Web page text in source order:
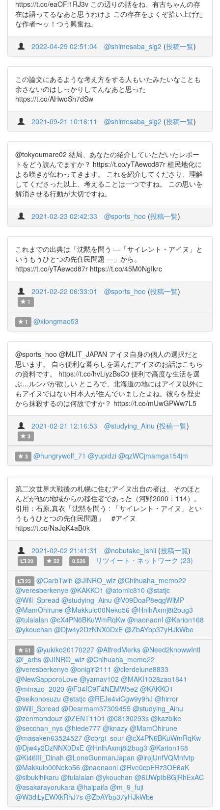
https://t.co/eaOFl1RJ3v この辺りの話をね、有古ちゃんの存
在は語ってるなあと思うわけよ この存在をよくぞ拾い上げた
な作者〜ッ！つう興奮ね。
2022-04-29 02:51:04 @shimesaba_sig2 (投稿一覧)
この論文にあるような考え方をする人もいたみたいなことも
余さないのはしっかりしてんなあと思った
https://t.co/AHwoSh7dSw
2021-09-21 10:16:11 @shimesaba_sig2 (投稿一覧)
@tokyoumare02 結局、あなたの紹介していただいたレポー
トをどう読んでますか？ https://t.co/yTAewcd87r 植民地化に
よる嘆きが伝わってきます。 これを紹介してくださり、理解
してくださった以上、考えることは一つですね。 この思いを
解消させる行動が大切ですね。
2021-02-23 02:42:33 @sports_hoo (投稿一覧)
これまでの出典は「沈黙を問う —「サイレント・アイヌ」と
いうもうひとつの先住民問題 —」から。
https://t.co/yTAewcd87r https://t.co/45M0NgIkrc
2021-02-22 06:33:01 @sports_hoo (投稿一覧)
1
1 @xiongmao53
@sports_hoo @MLIT_JAPAN アイヌ自身の個人の選択だと
思います。 自ら便利な暮らしを選んだアイヌのお話はこちら
の資料です。 https://t.co/hvLiyzBsC0 便利で高度な生活を選
ぶ…ルンバが欲しい ところで、北海道の地にはアイヌ以外に
もアイヌではない日本人が住んでいましたよね。彼らを歴史
から抹殺するのは何故ですか？ https://t.co/mUwGPWw7L5
2021-02-21 12:16:53 @studying_Ainu (投稿一覧)
3
3 @hungrywolf_71 @yupidzi @qzWCjmamga154jm
第二次世界大戦後の札幌に住むアイヌ出自の者は、そのほと
んどが他の地域からの移住者であった（河野2000：114）。
引用：石原,真衣「沈黙を問う : 「サイレント・アイヌ」とい
うもうひとつの先住民問題」 #アイヌ
https://t.co/NaJqK4aB0k
2021-02-02 21:41:31 @nobutake_Ishii (投稿一覧)
20 52 0.526 リツイート・ネットワーク (23)
23 @CarbTwin @JINRO_wiz @Chihuaha_memo22
@veresberkenye @KAKKO1 @atomic810 @statjc
@Will_Spread @studying_Ainu @V09DoaP8eqgWlMP
@MamOhirune @Makkulo00Neko56 @HnlhAxmj8i2bug3
@tulalalan @cX4PN6BKuWmRqKw @naonaonl @Karion168
@ykouchan @Djw4y2DzNNX0DxE @ZbAYbp37yHJkWbe
51 @yukiko20170227 @AlfredMerks @Need2knowwIntl
@i_arbs @JINRO_wiz @Chihuaha_memo22
@veresberkenye @onigiri2111 @clerdelune8833
@NewSapporoLove @yamav102 @MAKI1028zao1841
@minazo_2020 @F34fC9F4NEMW5e2 @KAKKO1
@seikonosuzu @statjc @REJe4viCgw9y9hJ @hirror
@Will_Spread @Dearmam37309455 @studying_Ainu
@zenmondouz @ZENT1101 @08130293s @kazbike
@secchan_nys @hiede777 @knazy @MamOhirune
@masaken63524527 @corgi_sour @cX4PN6BKuWmRqKw
@Djw4y2DzNNX0DxE @HnlhAxmj8i2bug3 @Karion168
@Ki46III_Dinah @LoneGunmanJapan @lrojUnfVQMnfvtp
@Makkulo00Neko56 @naonaonl @Rve0cpERz3OE6aK
@sibukihikaru @tulalalan @ykouchan @6UWpIbBGjRhExAC
@asakarayorukara @haipaifa @m_9_fuji
@W3diLyEWXkRhJ7s @ZbAYbp37yHJkWbe